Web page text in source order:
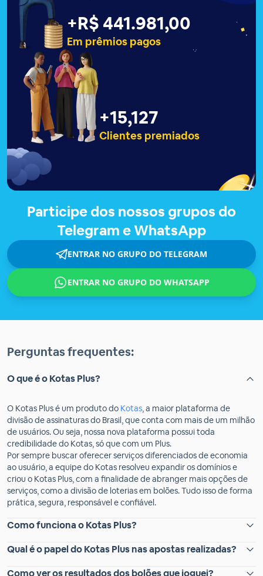
+R$ 441.983,00
Em prêmios pagos
+15,129
Clientes premiados
Participe dos nossos grupos do
Telegram e WhatsApp
ENTRAR NO GRUPO DO TELEGRAM
ENTRAR NO GRUPO DO WHATSAPP
Perguntas frequentes:
O que é o Kotas Plus?
O Kotas Plus é um produto do Kotas, a maior plataforma de
divisão de assinaturas do Brasil, que conta com mais de um milhão
de usuários. Ou seja, nossa nova plataforma possui toda
credibilidade do Kotas, só que com um Plus.
Por sempre buscar oferecer serviços diferenciados de economia
ao usuário, a equipe do Kotas resolveu expandir os domínios e
criou o Kotas Plus, com a finalidade de abranger mais opções de
serviços, como a divisão de loterias em bolões. Tudo isso de forma
prática, segura, responsável e confiável.
Como funciona o Kotas Plus?
Qual é o papel do Kotas Plus nas apostas realizadas?
Como ver os resultados dos bolões que joguei?